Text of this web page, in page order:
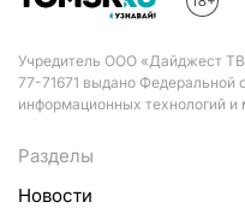
Учредитель ООО «Дайджест
77-71671 выдано Федеральной
информационных технологий и
Разделы
Новости